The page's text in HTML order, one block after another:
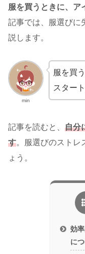
服を買うときに、ア
記事では、服選びに
説します。
min
服を買
スター
記事を読むと、 自分
す。服選びのストレ
ょう。
効
に